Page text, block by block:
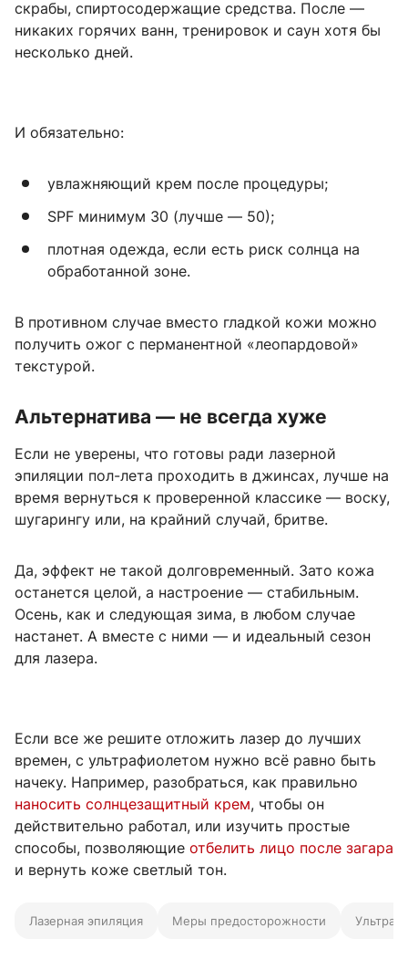
скрабы, спиртосодержащие средства. После —
никаких горячих ванн, тренировок и саун хотя бы
несколько дней.
И обязательно:
увлажняющий крем после процедуры;
SPF минимум 30 (лучше — 50);
плотная одежда, если есть риск солнца на
обработанной зоне.
В противном случае вместо гладкой кожи можно
получить ожог с перманентной «леопардовой»
текстурой.
Альтернатива — не всегда хуже
Если не уверены, что готовы ради лазерной
эпиляции пол-лета проходить в джинсах, лучше на
время вернуться к проверенной классике — воску,
шугарингу или, на крайний случай, бритве.
Да, эффект не такой долговременный. Зато кожа
останется целой, а настроение — стабильным.
Осень, как и следующая зима, в любом случае
настанет. А вместе с ними — и идеальный сезон
для лазера.
Если все же решите отложить лазер до лучших
времен, с ультрафиолетом нужно всё равно быть
начеку. Например, разобраться, как правильно
наносить солнцезащитный крем, чтобы он
действительно работал, или изучить простые
способы, позволяющие отбелить лицо после загара
и вернуть коже светлый тон.
Лазерная эпиляция Меры предосторожности